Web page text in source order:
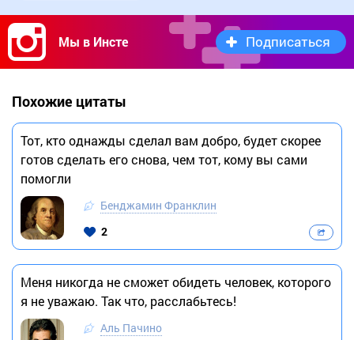
Мы в Инсте Подписаться
Похожие цитаты
Тот, кто однажды сделал вам добро, будет скорее
готов сделать его снова, чем тот, кому вы сами
помогли
Бенджамин Франклин
2
Меня никогда не сможет обидеть человек, которого
я не уважаю. Так что, расслабьтесь!
Аль Пачино